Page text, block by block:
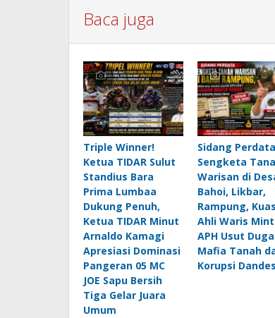
Baca juga
Triple Winner!
Ketua TIDAR Sulut
Standius Bara
Prima Lumbaa
Dukung Penuh,
Ketua TIDAR Minut
Arnaldo Kamagi
Apresiasi Dominasi
Pangeran 05 MC
JOE Sapu Bersih
Tiga Gelar Juara
Umum
Sidang Perdata
Sengketa
Warisan di
Bahoi, Likbar,
Rampung,
Ahli Waris
APH Usut
Mafia Tanah
Korupsi Dandes